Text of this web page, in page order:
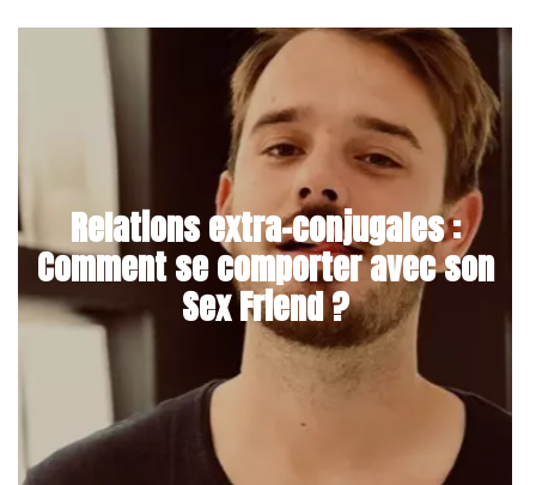
Relations extra-conjugales :
Comment se comporter avec son
Sex Friend ?